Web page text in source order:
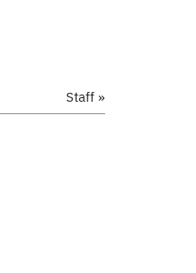
Staff »